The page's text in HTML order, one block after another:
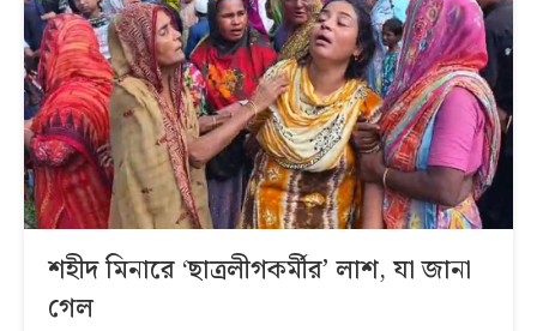
শহীদ মিনারে ‘ছাত্রলীগকর্মীর’ লাশ, যা জানা
গেল